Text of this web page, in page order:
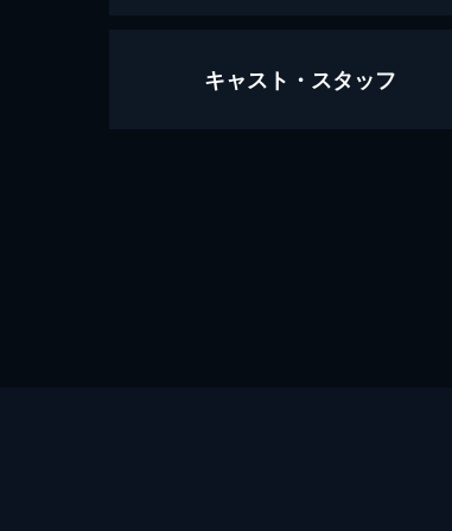
最後の晩餐
キャスト・スタッフ